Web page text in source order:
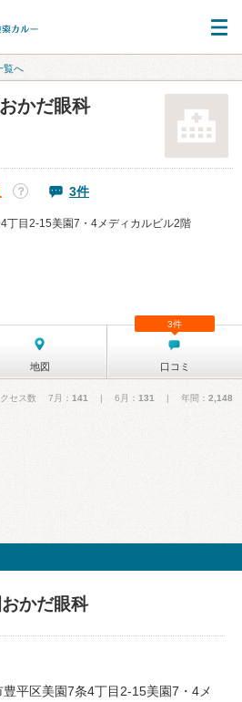
覧へ
かだ眼科
？ 3件
丁目2-15美園7・4メディカルビル2階
地図 口コミ
3件
クセス数 7月： 141 | 6月： 131 | 年間： 2,148
かだ眼科
平区美園7条4丁目2-15美園7・4メ